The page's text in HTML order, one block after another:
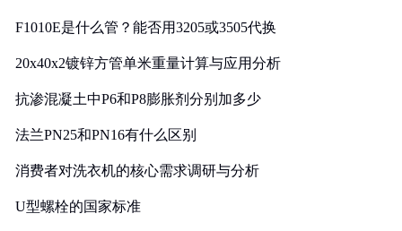
F1010E是什么管？能否用3205或3505代换
20x40x2镀锌方管单米重量计算与应用分析
抗渗混凝土中P6和P8膨胀剂分别加多少
法兰PN25和PN16有什么区别
消费者对洗衣机的核心需求调研与分析
U型螺栓的国家标准